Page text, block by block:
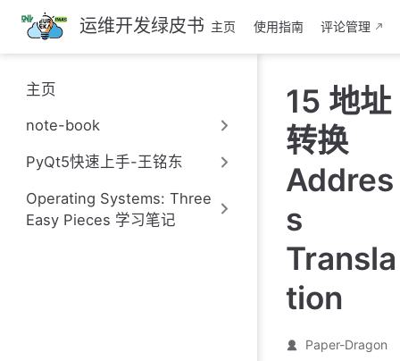
跳
至
主
要
內
运维开发绿皮书 主页 使用指南 评论管理
主页
note-book
PyQt5快速上手-王铭东
Operating Systems: Three
Easy Pieces 学习笔记
15 地址
转换
Addres
s
Transla
tion
Paper-Dragon